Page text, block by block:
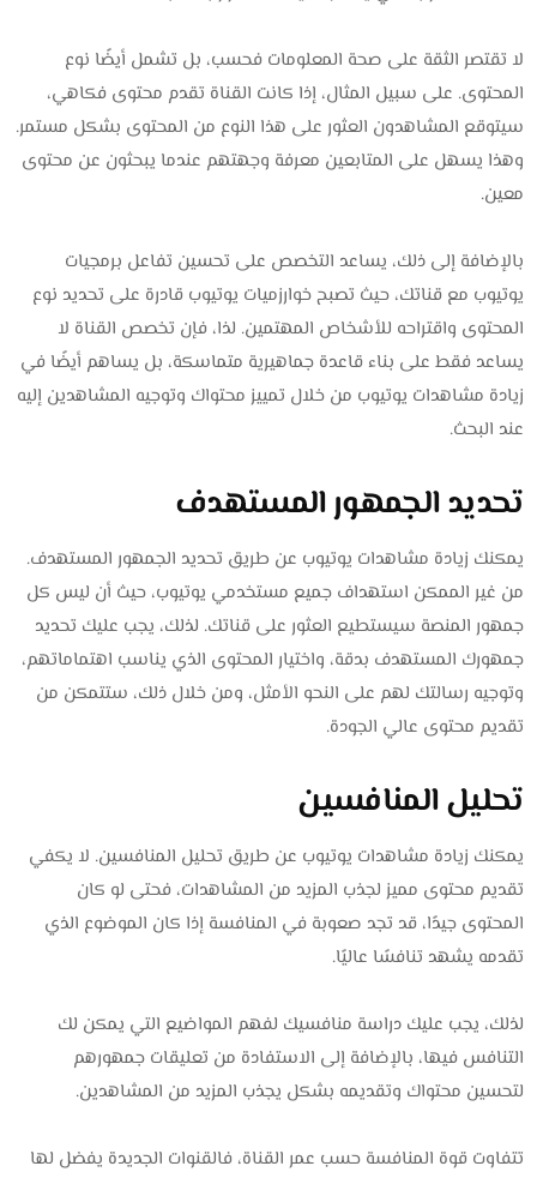
لا تقتصر الثقة على صحة المعلومات فحسب، بل تشمل أيضًا نوع
المحتوى. على سبيل المثال، إذا كانت القناة تقدم محتوى فكاهي،
سيتوقع المشاهدون العثور على هذا النوع من المحتوى بشكل مستمر.
وهذا يسهل على المتابعين معرفة وجهتهم عندما يبحثون عن محتوى
معين.
بالإضافة إلى ذلك، يساعد التخصص على تحسين تفاعل برمجيات
يوتيوب مع قناتك، حيث تصبح خوارزميات يوتيوب قادرة على تحديد نوع
المحتوى واقتراحه للأشخاص المهتمين. لذا، فإن تخصص القناة لا
يساعد فقط على بناء قاعدة جماهيرية متماسكة، بل يساهم أيضًا في
زيادة مشاهدات يوتيوب من خلال تمييز محتواك وتوجيه المشاهدين إليه
عند البحث.
تحديد الجمهور المستهدف
يمكنك زيادة مشاهدات يوتيوب عن طريق تحديد الجمهور المستهدف.
من غير الممكن استهداف جميع مستخدمي يوتيوب، حيث أن ليس كل
جمهور المنصة سيستطيع العثور على قناتك. لذلك، يجب عليك تحديد
جمهورك المستهدف بدقة، واختيار المحتوى الذي يناسب اهتماماتهم،
وتوجيه رسالتك لهم على النحو الأمثل، ومن خلال ذلك، ستتمكن من
تقديم محتوى عالي الجودة.
تحليل المنافسين
يمكنك زيادة مشاهدات يوتيوب عن طريق تحليل المنافسين. لا يكفي
تقديم محتوى مميز لجذب المزيد من المشاهدات، فحتى لو كان
المحتوى جيدًا، قد تجد صعوبة في المنافسة إذا كان الموضوع الذي
تقدمه يشهد تنافسًا عاليًا.
لذلك، يجب عليك دراسة منافسيك لفهم المواضيع التي يمكن لك
التنافس فيها، بالإضافة إلى الاستفادة من تعليقات جمهورهم
لتحسين محتواك وتقديمه بشكل يجذب المزيد من المشاهدين.
تتفاوت قوة المنافسة حسب عمر القناة، فالقنوات الجديدة يفضل لها